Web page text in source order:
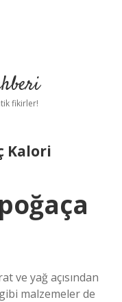
fikirler!
Kalori
ve yağ açısından
malzemeler de